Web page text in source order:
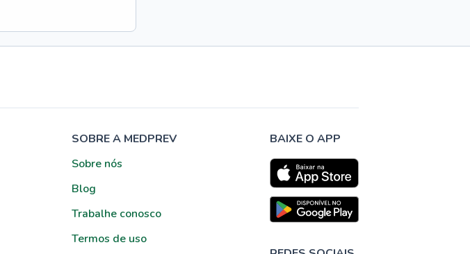
SOBRE A MEDPREV
Sobre nós
Blog
Trabalhe conosco
Termos de uso
BAIXE O APP